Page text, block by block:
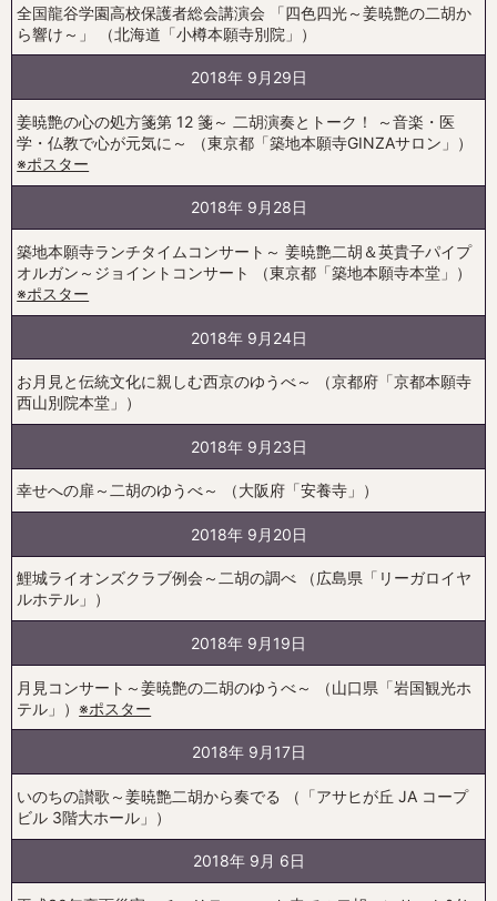
全国龍谷学園高校保護者総会講演会 「四色四光～姜暁艶の二胡か
ら響け～」 （北海道「小樽本願寺別院」）
2018年 9月29日
姜暁艶の心の処方箋第 12 箋～ 二胡演奏とトーク！ ～音楽・医
学・仏教で心が元気に～ （東京都「築地本願寺GINZAサロン」）
※ポスター
2018年 9月28日
築地本願寺ランチタイムコンサート～ 姜暁艶二胡＆英貴子パイプ
オルガン～ジョイントコンサート （東京都「築地本願寺本堂」）
※ポスター
2018年 9月24日
お月見と伝統文化に親しむ西京のゆうべ～ （京都府「京都本願寺
西山別院本堂」）
2018年 9月23日
幸せへの扉～二胡のゆうべ～ （大阪府「安養寺」）
2018年 9月20日
鯉城ライオンズクラブ例会～二胡の調べ （広島県「リーガロイヤ
ルホテル」）
2018年 9月19日
月見コンサート～姜暁艶の二胡のゆうべ～ （山口県「岩国観光ホ
テル」）※ポスター
2018年 9月17日
いのちの讃歌～姜暁艶二胡から奏でる （「アサヒが丘 JA コープ
ビル 3階大ホール」）
2018年 9月 6日